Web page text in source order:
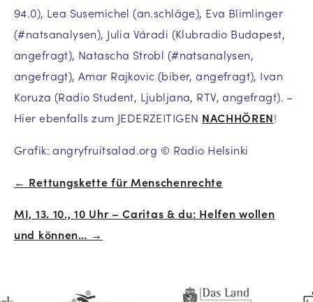
94.0), Lea Susemichel (an.schläge), Eva Blimlinger
(#natsanalysen), Julia Váradi (Klubradio Budapest,
angefragt), Natascha Strobl (#natsanalysen,
angefragt), Amar Rajkovic (biber, angefragt), Ivan
Koruza (Radio Student, Ljubljana, RTV, angefragt). –
Hier ebenfalls zum JEDERZEITIGEN NACHHÖREN!
Grafik: angryfruitsalad.org © Radio Helsinki
Beitrags-
Navigation
← Rettungskette für Menschenrechte
MI, 13. 10., 10 Uhr – Caritas & du: Helfen wollen
und können… →